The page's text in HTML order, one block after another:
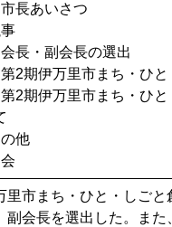
長あいさつ
会長・副会長の選出
第2期伊万里市まち・ひ
第2期伊万里市まち・ひ
他
市まち・ひと・しごと
副会長を選出した。ま